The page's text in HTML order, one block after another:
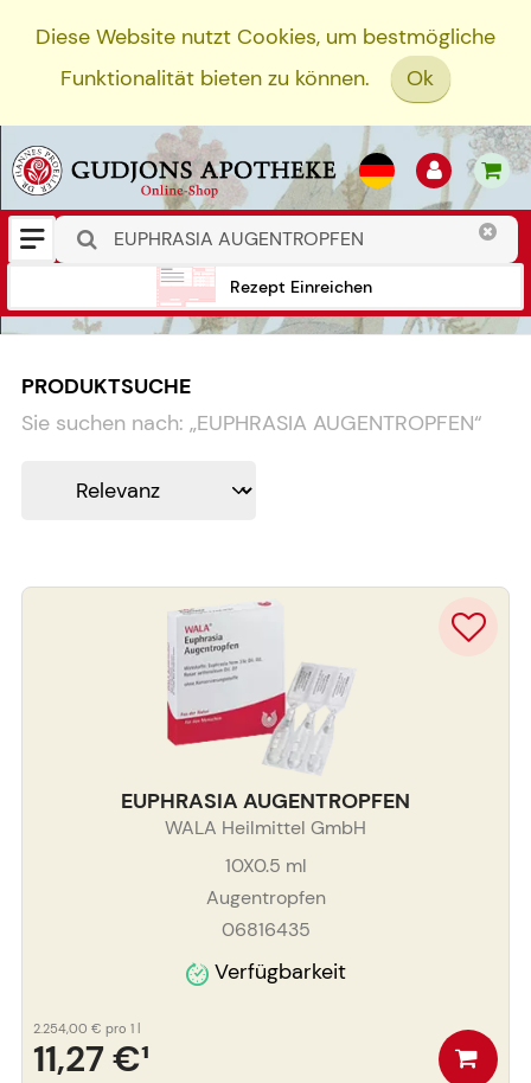
Diese Website nutzt Cookies, um bestmögliche
Funktionalität bieten zu können.
Ok
Rezept Einreichen
PRODUKTSUCHE
Sie suchen nach: „EUPHRASIA AUGENTROPFEN“
EUPHRASIA AUGENTROPFEN
WALA Heilmittel GmbH
10X0.5 ml
Augentropfen
06816435
Verfügbarkeit
11,27 €¹
2.254,00 € pro 1 l